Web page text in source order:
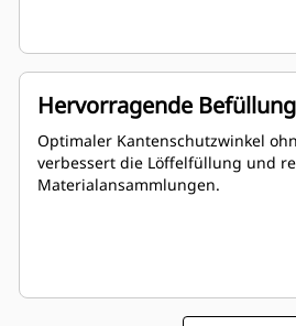
Hervorragende Befüllung
Optimaler Kantenschutzwinkel
verbessert die Löffelfüllung und
Materialansammlungen.